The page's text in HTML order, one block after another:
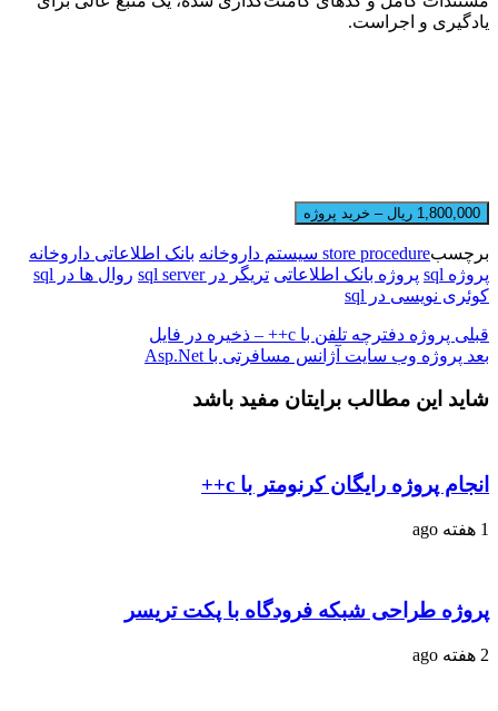
یادگیری و اجراست.
1,800,000 ریال – خرید پروژه
برچسبstore procedure سیستم داروخانه
بانک اطلاعاتی داروخانه
پروژه sql
پروژه بانک اطلاعاتی تریگر در sql server
روال ها در sql
کوئری نویسی در sql
قبلی پروژه دفترچه تلفن با c++ – ذخیره در فایل
بعد پروژه وب سایت آژانس مسافرتی با Asp.Net
شاید این مطالب برایتان مفید باشد
انجام پروژه رایگان کرنومتر با c++
1 هفته ago
پروژه طراحی شبکه فرودگاه با پکت تریسر
2 هفته ago